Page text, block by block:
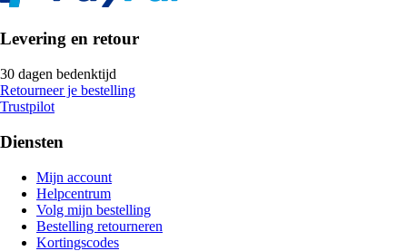
Levering en retour
30 dagen bedenktijd
Retourneer je bestelling
Trustpilot
Diensten
Mijn account
Helpcentrum
Volg mijn bestelling
Bestelling retourneren
Kortingscodes